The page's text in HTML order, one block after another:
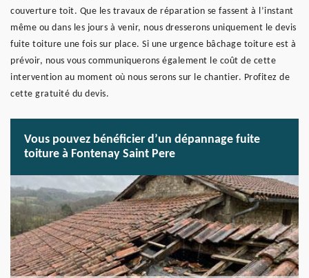
couverture toit. Que les travaux de réparation se fassent à l’instant
même ou dans les jours à venir, nous dresserons uniquement le devis
fuite toiture une fois sur place. Si une urgence bâchage toiture est à
prévoir, nous vous communiquerons également le coût de cette
intervention au moment où nous serons sur le chantier. Profitez de
cette gratuité du devis.
Vous pouvez bénéficier d’un dépannage fuite
toiture à Fontenay Saint Pere